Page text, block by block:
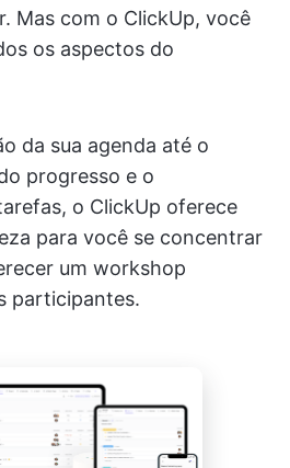
Mas com o ClickUp, você
os aspectos do
da sua agenda até o
progresso e o
o ClickUp oferece
para você se concentrar
um workshop
participantes.